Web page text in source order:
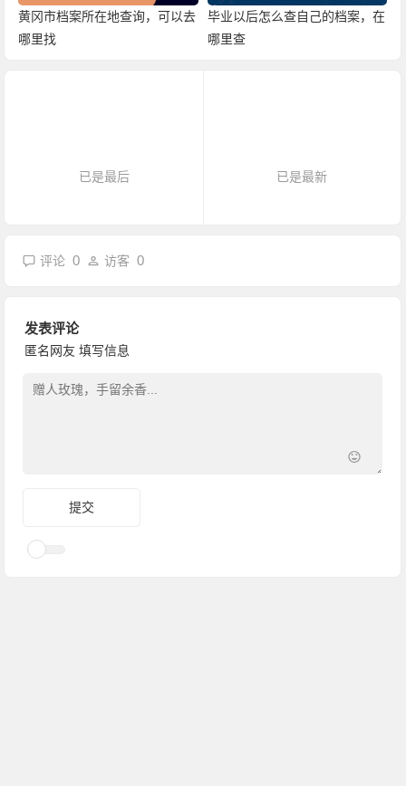
黄冈市档案所在地查询，可以去
哪里找
毕业以后怎么查自己的档案，在
哪里查
已是最后 已是最新
评论0 访客0
发表评论
匿名网友 填写信息